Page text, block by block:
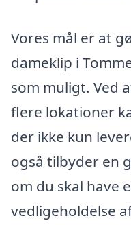
Vores mål er at
dameklip i
som muligt. Ved
flere lokationer
der ikke kun
også tilbyder en
om du skal have
vedligeholdelse